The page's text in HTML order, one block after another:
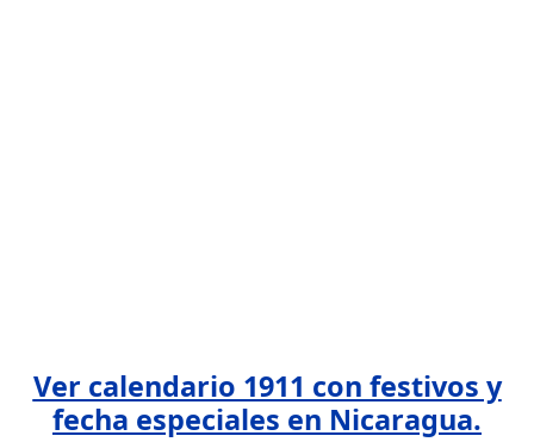
Ver calendario 1911 con festivos y
fecha especiales en Nicaragua.